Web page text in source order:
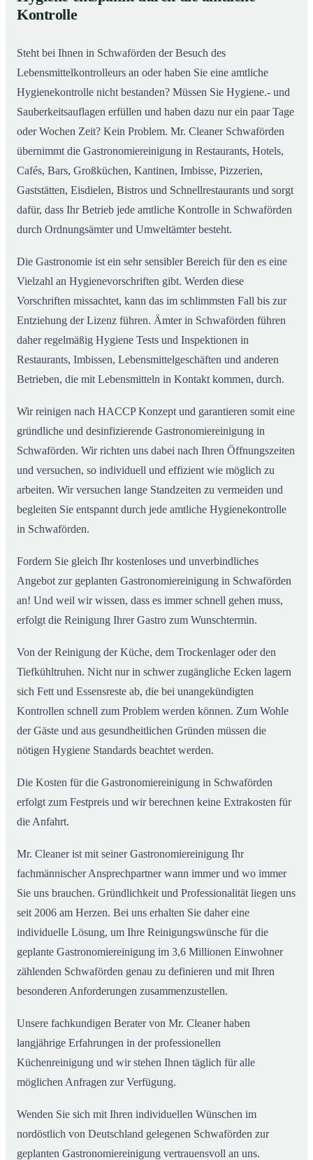
02Gastronomiereinigung in Schwaförden – Qualität,
die man sieht
Kontrolle
Steht bei Ihnen in Schwaförden der Besuch des
Lebensmittelkontrolleurs an oder haben Sie eine amtliche
Hygienekontrolle nicht bestanden? Müssen Sie Hygiene.- und
Sauberkeitsauflagen erfüllen und haben dazu nur ein paar Tage
oder Wochen Zeit? Kein Problem. Mr. Cleaner Schwaförden
übernimmt die Gastronomiereinigung in Restaurants, Hotels,
Cafés, Bars, Großküchen, Kantinen, Imbisse, Pizzerien,
Gaststätten, Eisdielen, Bistros und Schnellrestaurants und sorgt
dafür, dass Ihr Betrieb jede amtliche Kontrolle in Schwaförden
durch Ordnungsämter und Umweltämter besteht.
Die Gastronomie ist ein sehr sensibler Bereich für den es eine
Vielzahl an Hygienevorschriften gibt. Werden diese
Vorschriften missachtet, kann das im schlimmsten Fall bis zur
Entziehung der Lizenz führen. Ämter in Schwaförden führen
daher regelmäßig Hygiene Tests und Inspektionen in
Restaurants, Imbissen, Lebensmittelgeschäften und anderen
Betrieben, die mit Lebensmitteln in Kontakt kommen, durch.
Wir reinigen nach HACCP Konzept und garantieren somit eine
gründliche und desinfizierende Gastronomiereinigung in
Schwaförden. Wir richten uns dabei nach Ihren Öffnungszeiten
und versuchen, so individuell und effizient wie möglich zu
arbeiten. Wir versuchen lange Standzeiten zu vermeiden und
begleiten Sie entspannt durch jede amtliche Hygienekontrolle
in Schwaförden.
Fordern Sie gleich Ihr kostenloses und unverbindliches
Angebot zur geplanten Gastronomiereinigung in Schwaförden
an! Und weil wir wissen, dass es immer schnell gehen muss,
erfolgt die Reinigung Ihrer Gastro zum Wunschtermin.
Von der Reinigung der Küche, dem Trockenlager oder den
Tiefkühltruhen. Nicht nur in schwer zugängliche Ecken lagern
sich Fett und Essensreste ab, die bei unangekündigten
Kontrollen schnell zum Problem werden können. Zum Wohle
der Gäste und aus gesundheitlichen Gründen müssen die
nötigen Hygiene Standards beachtet werden.
Die Kosten für die Gastronomiereinigung in Schwaförden
erfolgt zum Festpreis und wir berechnen keine Extrakosten für
die Anfahrt.
Mr. Cleaner ist mit seiner Gastronomiereinigung Ihr
fachmännischer Ansprechpartner wann immer und wo immer
Sie uns brauchen. Gründlichkeit und Professionalität liegen uns
seit 2006 am Herzen. Bei uns erhalten Sie daher eine
individuelle Lösung, um Ihre Reinigungswünsche für die
geplante Gastronomiereinigung im 3,6 Millionen Einwohner
zählenden Schwaförden genau zu definieren und mit Ihren
besonderen Anforderungen zusammenzustellen.
Unsere fachkundigen Berater von Mr. Cleaner haben
langjährige Erfahrungen in der professionellen
Küchenreinigung und wir stehen Ihnen täglich für alle
möglichen Anfragen zur Verfügung.
Wenden Sie sich mit Ihren individuellen Wünschen im
nordöstlich von Deutschland gelegenen Schwaförden zur
geplanten Gastronomiereinigung vertrauensvoll an uns.